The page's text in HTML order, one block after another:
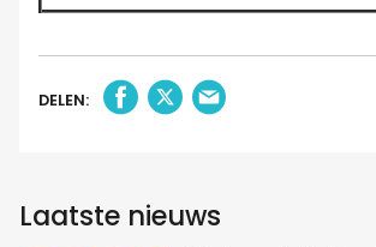
DELEN:
Laatste nieuws